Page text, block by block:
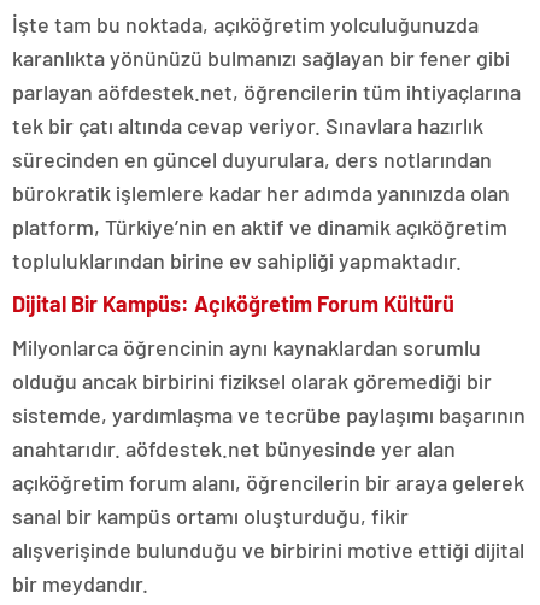
İşte tam bu noktada, açıköğretim yolculuğunuzda
karanlıkta yönünüzü bulmanızı sağlayan bir fener gibi
parlayan aöfdestek.net, öğrencilerin tüm ihtiyaçlarına
tek bir çatı altında cevap veriyor. Sınavlara hazırlık
sürecinden en güncel duyurulara, ders notlarından
bürokratik işlemlere kadar her adımda yanınızda olan
platform, Türkiye’nin en aktif ve dinamik açıköğretim
topluluklarından birine ev sahipliği yapmaktadır.
Dijital Bir Kampüs: Açıköğretim Forum Kültürü
Milyonlarca öğrencinin aynı kaynaklardan sorumlu
olduğu ancak birbirini fiziksel olarak göremediği bir
sistemde, yardımlaşma ve tecrübe paylaşımı başarının
anahtarıdır. aöfdestek.net bünyesinde yer alan
açıköğretim forum alanı, öğrencilerin bir araya gelerek
sanal bir kampüs ortamı oluşturduğu, fikir
alışverişinde bulunduğu ve birbirini motive ettiği dijital
bir meydandır.